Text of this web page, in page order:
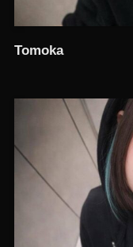
Tomoka